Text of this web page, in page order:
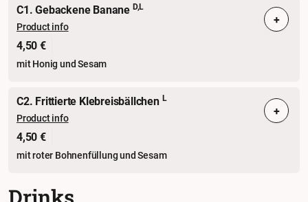
C1. Gebackene Banane D,L
Product info
4,50 €
mit Honig und Sesam
+
C2. Frittierte Klebreisbällchen L
Product info
4,50 €
mit roter Bohnenfüllung und Sesam
+